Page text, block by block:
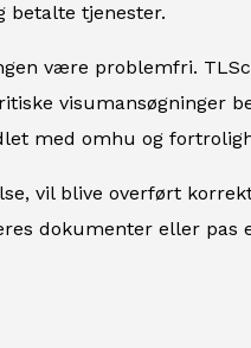
betalte tjenester.
være problemfri.
visumansøgninger
med omhu og
vil blive overført
dokumenter eller pas